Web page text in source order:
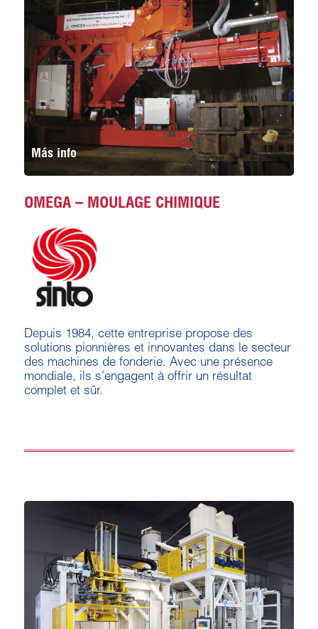
Más info
OMEGA – MOULAGE CHIMIQUE
Depuis 1984, cette entreprise propose des
solutions pionnières et innovantes dans le secteur
des machines de fonderie. Avec une présence
mondiale, ils s’engagent à offrir un résultat
complet et sûr.